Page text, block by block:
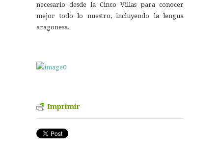
necesario desde la Cinco Villas para conocer
mejor todo lo nuestro, incluyendo la lengua
aragonesa.
Imprimir